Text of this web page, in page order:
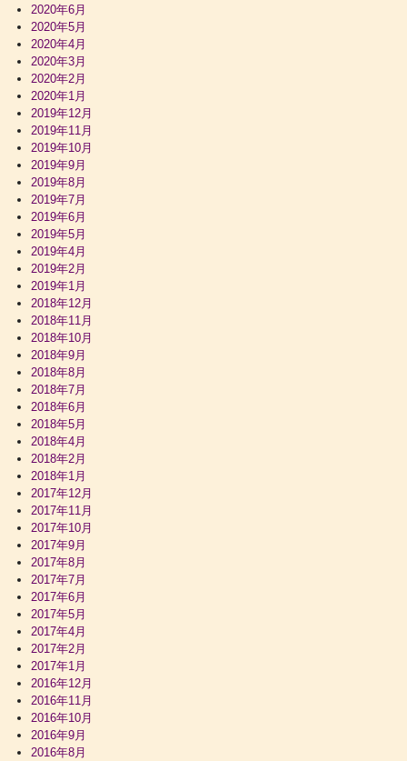
2020年6月
2020年5月
2020年4月
2020年3月
2020年2月
2020年1月
2019年12月
2019年11月
2019年10月
2019年9月
2019年8月
2019年7月
2019年6月
2019年5月
2019年4月
2019年2月
2019年1月
2018年12月
2018年11月
2018年10月
2018年9月
2018年8月
2018年7月
2018年6月
2018年5月
2018年4月
2018年2月
2018年1月
2017年12月
2017年11月
2017年10月
2017年9月
2017年8月
2017年7月
2017年6月
2017年5月
2017年4月
2017年2月
2017年1月
2016年12月
2016年11月
2016年10月
2016年9月
2016年8月